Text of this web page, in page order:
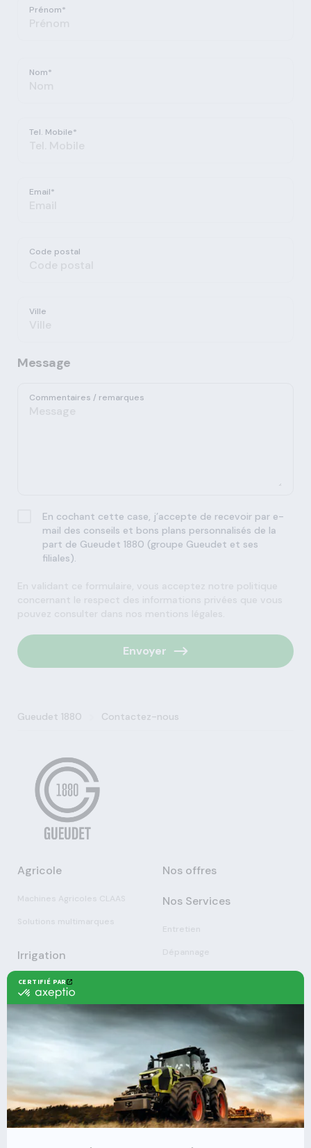
Prénom*
Nom*
Tel. Mobile*
Email*
Code postal
Ville
Message
Commentaires / remarques
En cochant cette case, j’accepte de recevoir par e-
mail des conseils et bons plans personnalisés de la
part de Gueudet 1880 (groupe Gueudet et ses
filiales).
Envoyer
Gueudet 1880 Contactez-nous
Agricole
Irrigation
Enrouleurs
Stations
Équipements
Entretien de la vigne
Entretien du sol
Nos offres
Nos Services
Démonstration